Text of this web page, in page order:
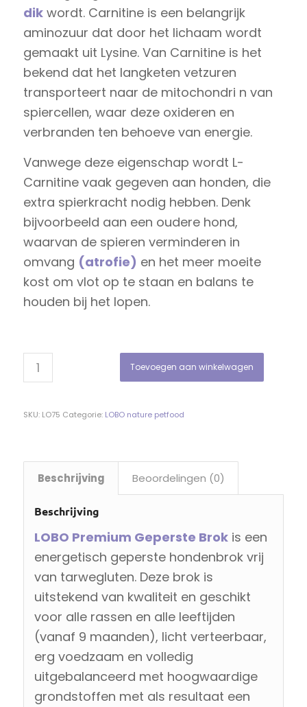
dikwordt. Carnitine is een belangrijk
aminozuur dat door het lichaam wordt
gemaakt uit Lysine. Van Carnitine is het
bekend dat het langketen vetzuren
transporteert naar de mitochondri n van
spiercellen, waar deze oxideren en
verbranden ten behoeve van energie.
Vanwege deze eigenschap wordt L-
Carnitine vaak gegeven aan honden, die
extra spierkracht nodig hebben. Denk
bijvoorbeeld aan een oudere hond,
waarvan de spieren verminderen in
omvang (atrofie) en het meer moeite
kost om vlot op te staan en balans te
houden bij het lopen.
Toevoegen aan winkelwagen
SKU: LO75 Categorie: LOBO nature petfood
Beschrijving Beoordelingen (0)
Beschrijving
LOBO Premium Geperste Brokis een
energetisch geperste hondenbrok vrij
van tarwegluten. Deze brok is
uitstekend van kwaliteit en geschikt
voor alle rassen en alle leeftijden
(vanaf 9 maanden), licht verteerbaar,
erg voedzaam en volledig
uitgebalanceerd met hoogwaardige
grondstoffen met als resultaat een